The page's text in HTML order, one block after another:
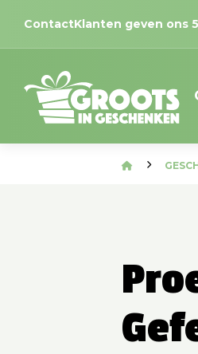
ContactKlanten geven ons